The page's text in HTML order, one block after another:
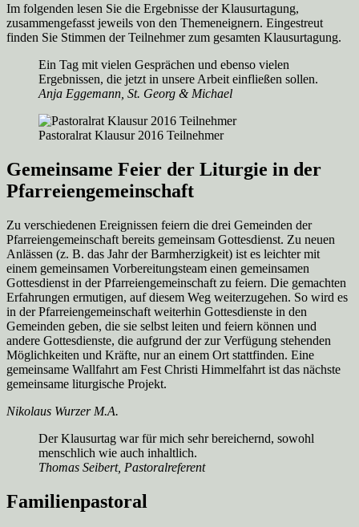
Im folgenden lesen Sie die Ergebnisse der Klausurtagung,
zusammengefasst jeweils von den Themeneignern. Eingestreut
finden Sie Stimmen der Teilnehmer zum gesamten Klausurtagung.
Ein Tag mit vielen Gesprächen und ebenso vielen
Ergebnissen, die jetzt in unsere Arbeit einfließen sollen.
Anja Eggemann, St. Georg & Michael
Pastoralrat Klausur 2016 Teilnehmer
Gemeinsame Feier der Liturgie in der
Pfarreiengemeinschaft
Zu verschiedenen Ereignissen feiern die drei Gemeinden der
Pfarreiengemeinschaft bereits gemeinsam Gottesdienst. Zu neuen
Anlässen (z. B. das Jahr der Barmherzigkeit) ist es leichter mit
einem gemeinsamen Vorbereitungsteam einen gemeinsamen
Gottesdienst in der Pfarreiengemeinschaft zu feiern. Die gemachten
Erfahrungen ermutigen, auf diesem Weg weiterzugehen. So wird es
in der Pfarreiengemeinschaft weiterhin Gottesdienste in den
Gemeinden geben, die sie selbst leiten und feiern können und
andere Gottesdienste, die aufgrund der zur Verfügung stehenden
Möglichkeiten und Kräfte, nur an einem Ort stattfinden. Eine
gemeinsame Wallfahrt am Fest Christi Himmelfahrt ist das nächste
gemeinsame liturgische Projekt.
Nikolaus Wurzer M.A.
Der Klausurtag war für mich sehr bereichernd, sowohl
menschlich wie auch inhaltlich.
Thomas Seibert, Pastoralreferent
Familienpastoral